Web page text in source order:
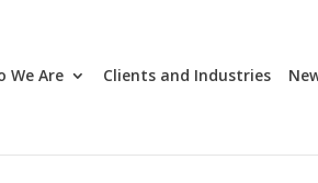
We Are Clients and Industries